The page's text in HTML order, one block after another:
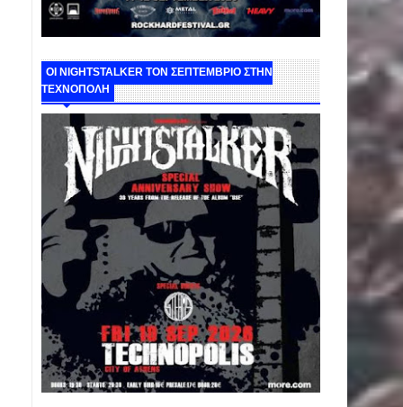
ΟΙ NIGHTSTALKER ΤΟΝ ΣΕΠΤΕΜΒΡΙΟ ΣΤΗΝ
ΤΕΧΝΟΠΟΛΗ